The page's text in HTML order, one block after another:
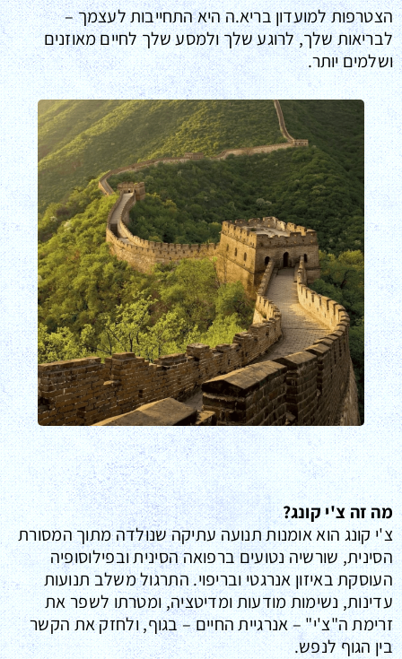
הצטרפות למועדון בריא.ה היא התחייבות לעצמך –
לבריאות שלך, לרוגע שלך ולמסע שלך לחיים מאוזנים
ושלמים יותר.
מה זה צ'י קונג?
צ'י קונג הוא אומנות תנועה עתיקה שנולדה מתוך המסורת
הסינית, שורשיה נטועים ברפואה הסינית ובפילוסופיה
העוסקת באיזון אנרגטי ובריפוי. התרגול משלב תנועות
עדינות, נשימות מודעות ומדיטציה, ומטרתו לשפר את
זרימת ה"צ'י" – אנרגיית החיים – בגוף, ולחזק את הקשר
בין הגוף לנפש.